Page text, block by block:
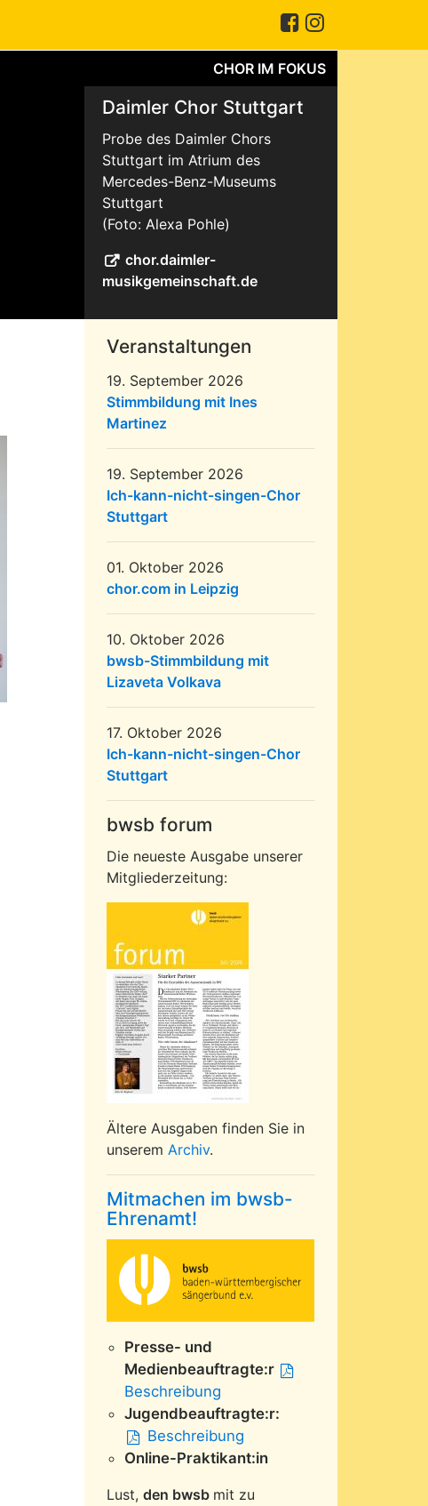
CHOR IM FOKUS
Daimler Chor Stuttgart
Probe des Daimler Chors
Stuttgart im Atrium des
Mercedes-Benz-Museums
Stuttgart
(Foto: Alexa Pohle)
chor.daimler-
musikgemeinschaft.de
Veranstaltungen
19. September 2026
Stimmbildung mit Ines
Martinez
19. September 2026
Ich-kann-nicht-singen-Chor
Stuttgart
01. Oktober 2026
chor.com in Leipzig
10. Oktober 2026
bwsb-Stimmbildung mit
Lizaveta Volkava
17. Oktober 2026
Ich-kann-nicht-singen-Chor
Stuttgart
bwsb forum
Die neueste Ausgabe unserer
Mitgliederzeitung:
Ältere Ausgaben finden Sie in
unserem Archiv.
Mitmachen im bwsb-
Ehrenamt!
Presse- und
Medienbeauftragte:r
Beschreibung
Jugendbeauftragte:r:
Beschreibung
Online-Praktikant:in
Lust, den bwsb mit zu